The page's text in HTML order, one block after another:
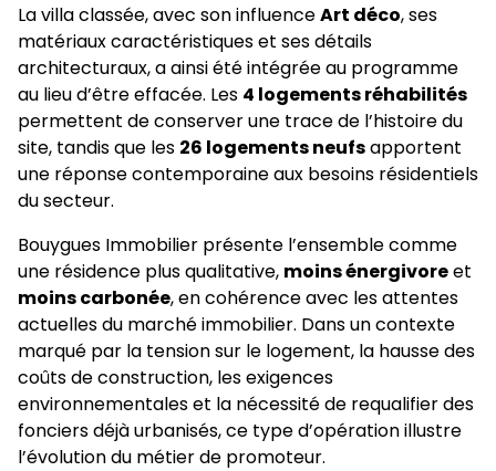
La villa classée, avec son influenceArt déco, ses
matériaux caractéristiques et ses détails
architecturaux, a ainsi été intégrée au programme
au lieu d’être effacée. Les 4 logements réhabilités
permettent de conserver une trace de l’histoire du
site, tandis que les 26 logements neufsapportent
une réponse contemporaine aux besoins résidentiels
du secteur.
Bouygues Immobilier présente l’ensemble comme
une résidence plus qualitative, moins énergivoreet
moins carbonée, en cohérence avec les attentes
actuelles du marché immobilier. Dans un contexte
marqué par la tension sur le logement, la hausse des
coûts de construction, les exigences
environnementales et la nécessité de requalifier des
fonciers déjà urbanisés, ce type d’opération illustre
l’évolution du métier de promoteur.